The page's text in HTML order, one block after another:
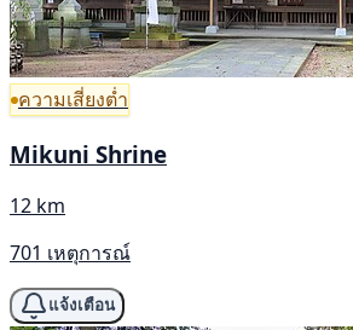
ความเสี่ยงต่ำ
Mikuni Shrine
12 km
701 เหตุการณ์
แจ้งเตือน